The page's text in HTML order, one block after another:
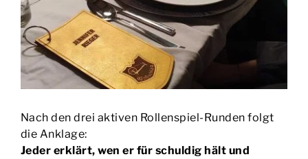
Nach den drei aktiven Rollenspiel-Runden folgt
die Anklage:
Jeder erklärt, wen er für schuldig hält und